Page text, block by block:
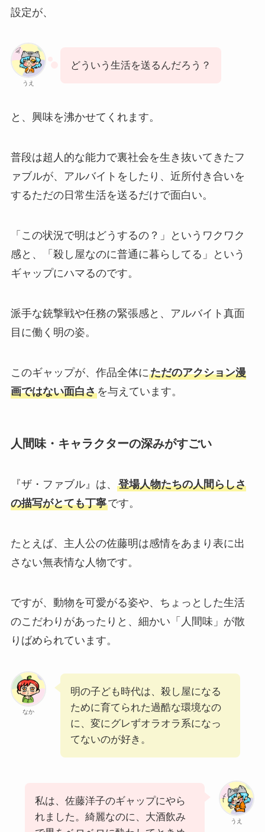
設定が、
うえ
どういう生活を送るんだろう？
と、興味を沸かせてくれます。
普段は超人的な能力で裏社会を生き抜いてきたフ
ァブルが、アルバイトをしたり、近所付き合いを
するただの日常生活を送るだけで面白い。
「この状況で明はどうするの？」というワクワク
感と、「殺し屋なのに普通に暮らしてる」という
ギャップにハマるのです。
派手な銃撃戦や任務の緊張感と、アルバイト真面
目に働く明の姿。
このギャップが、作品全体にただのアクション漫
画ではない面白さを与えています。
人間味・キャラクターの深みがすごい
『ザ・ファブル』は、 登場人物たちの人間らしさ
の描写がとても丁寧です。
たとえば、主人公の佐藤明は感情をあまり表に出
さない無表情な人物です。
ですが、動物を可愛がる姿や、ちょっとした生活
のこだわりがあったりと、細かい「人間味」が散
りばめられています。
なか
明の子ども時代は、殺し屋になる
ために育てられた過酷な環境なの
に、変にグレずオラオラ系になっ
てないのが好き。
うえ
私は、佐藤洋子のギャップにやら
れました。綺麗なのに、大酒飲み